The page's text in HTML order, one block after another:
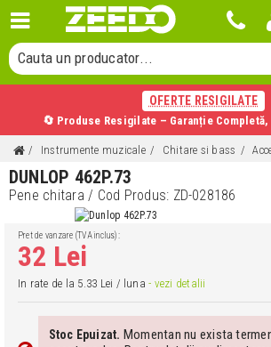
Cauta o categorie...
Cauta un producator...
Cauta un produs...
OFERTE RESIGILATE
🔄 Produse Resigilate – Garanție
Instrumente muzicale Chitare si bass
DUNLOP 462P.73
Pene chitara/ Cod Produs: ZD-028186
Pret de vanzare (TVA inclus):
32 Lei
In rate de la 5.33 Lei / luna- vezi detalii
Stoc Epuizat. Momentan nu exista